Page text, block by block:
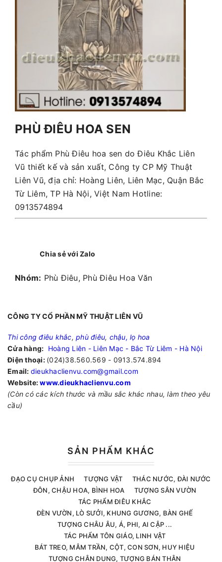
PHÙ ĐIÊU HOA SEN
Tác phẩm Phù Điêu hoa sen do Điêu Khắc Liên
Vũ thiết kế và sản xuất, Công ty CP Mỹ Thuật
Liên Vũ, địa chỉ: Hoàng Liên, Liên Mạc, Quận Bắc
Từ Liêm, TP Hà Nội, Việt Nam Hotline:
0913574894
Chia sẻ với Zalo
Nhóm: Phù Điêu, Phù Điêu Hoa Văn
CÔNG TY CỔ PHẦN MỸ THUẬT LIÊN VŨ
Thi công điêu khắc, phù điêu, chậu, lọ hoa
Cửa hàng: Hoàng Liên - Liên Mạc - Bắc Từ Liêm - Hà Nội
Điện thoại: (024)38.560.569 - 0913.574.894
Email: dieukhaclienvu.com@gmail.com
Website:www.dieukhaclienvu.com
(Còn có các kích thước và mầu sắc khác nhau, làm theo yêu
cầu)
SẢN PHẨM KHÁC
ĐẠO CỤ CHỤP ẢNH TƯỢNG VẬT
THÁC NƯỚC, ĐÀI NƯỚC
ĐÔN, CHẬU HOA, BÌNH HOA
TƯỢNG SÂN VƯỜN
TÁC PHẨM ĐIÊU KHẮC
ĐÈN VƯỜN, LÒ SƯỞI, KHUNG GƯƠNG, BÀN GHẾ
TƯỢNG CHÂU ÂU, Á, PHI, AI CẬP ...
TÁC PHẨM TÔN GIÁO, LINH VẬT
BÁT TREO, MÂM TRẦN, CỘT, CON SƠN, HUY HIỆU
TƯỢNG CHÂN DUNG, TƯỢNG BÁN THÂN